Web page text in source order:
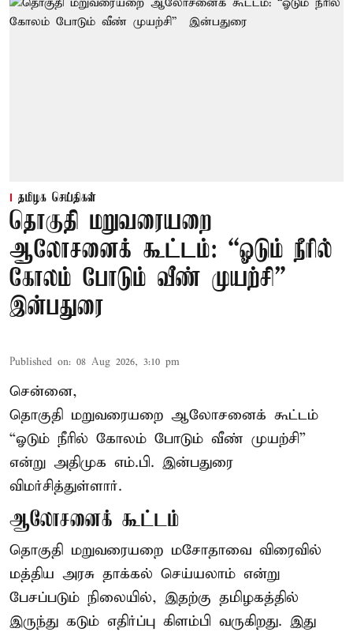
தமிழக செய்திகள்
தொகுதி மறுவரையறை
ஆலோசனைக் கூட்டம்: “ஓடும் நீரில்
கோலம் போடும் வீண் முயற்சி” –
இன்பதுரை
Published on: 08 Aug 2026, 3:10 pm
சென்னை,
தொகுதி மறுவரையறை ஆலோசனைக் கூட்டம்
“ஓடும் நீரில் கோலம் போடும் வீண் முயற்சி”
என்று அதிமுக எம்.பி. இன்பதுரை
விமர்சித்துள்ளார்.
ஆலோசனைக் கூட்டம்
தொகுதி மறுவரையறை மசோதாவை விரைவில்
மத்திய அரசு தாக்கல் செய்யலாம் என்று
பேசப்படும் நிலையில், இதற்கு தமிழகத்தில்
இருந்து கடும் எதிர்ப்பு கிளம்பி வருகிறது. இது